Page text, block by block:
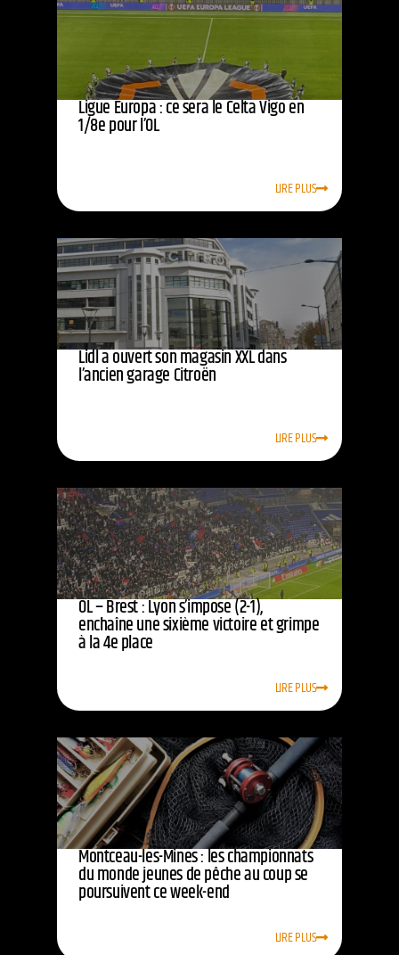
Ligue Europa : ce sera le Celta Vigo en
1/8e pour l’OL
LIRE PLUS
Lidl a ouvert son magasin XXL dans
l’ancien garage Citroën
LIRE PLUS
OL – Brest : Lyon s’impose (2-1),
enchaîne une sixième victoire et grimpe
à la 4e place
LIRE PLUS
Montceau-les-Mines : les championnats
du monde jeunes de pêche au coup se
poursuivent ce week-end
LIRE PLUS